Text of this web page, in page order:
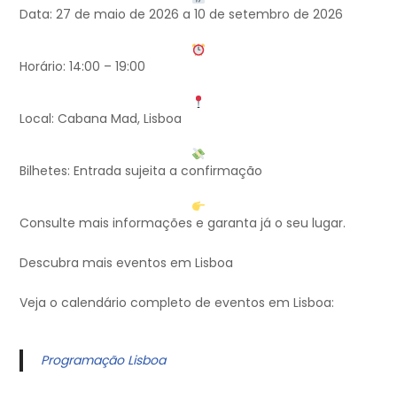
Data: 27 de maio de 2026 a 10 de setembro de 2026
Horário: 14:00 – 19:00
Local: Cabana Mad, Lisboa
Bilhetes: Entrada sujeita a confirmação
Consulte mais informações e garanta já o seu lugar.
Descubra mais eventos em Lisboa
Veja o calendário completo de eventos em Lisboa:
Programação Lisboa